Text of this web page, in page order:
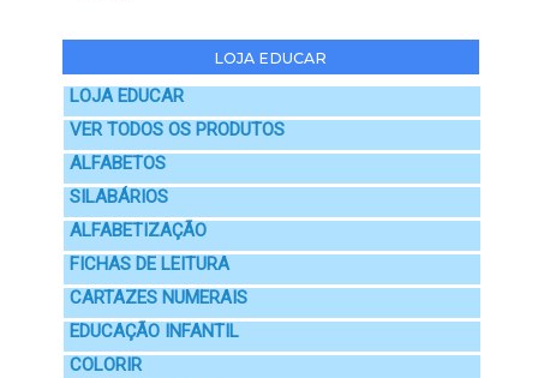
LOJA EDUCAR
LOJA EDUCAR
VER TODOS OS PRODUTOS
ALFABETOS
SILABÁRIOS
ALFABETIZAÇÃO
FICHAS DE LEITURA
CARTAZES NUMERAIS
EDUCAÇÃO INFANTIL
COLORIR